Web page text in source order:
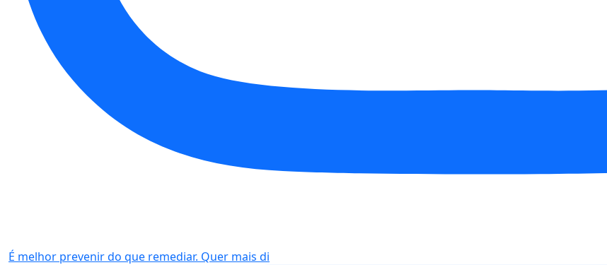
É melhor prevenir do que remediar. Quer mais di